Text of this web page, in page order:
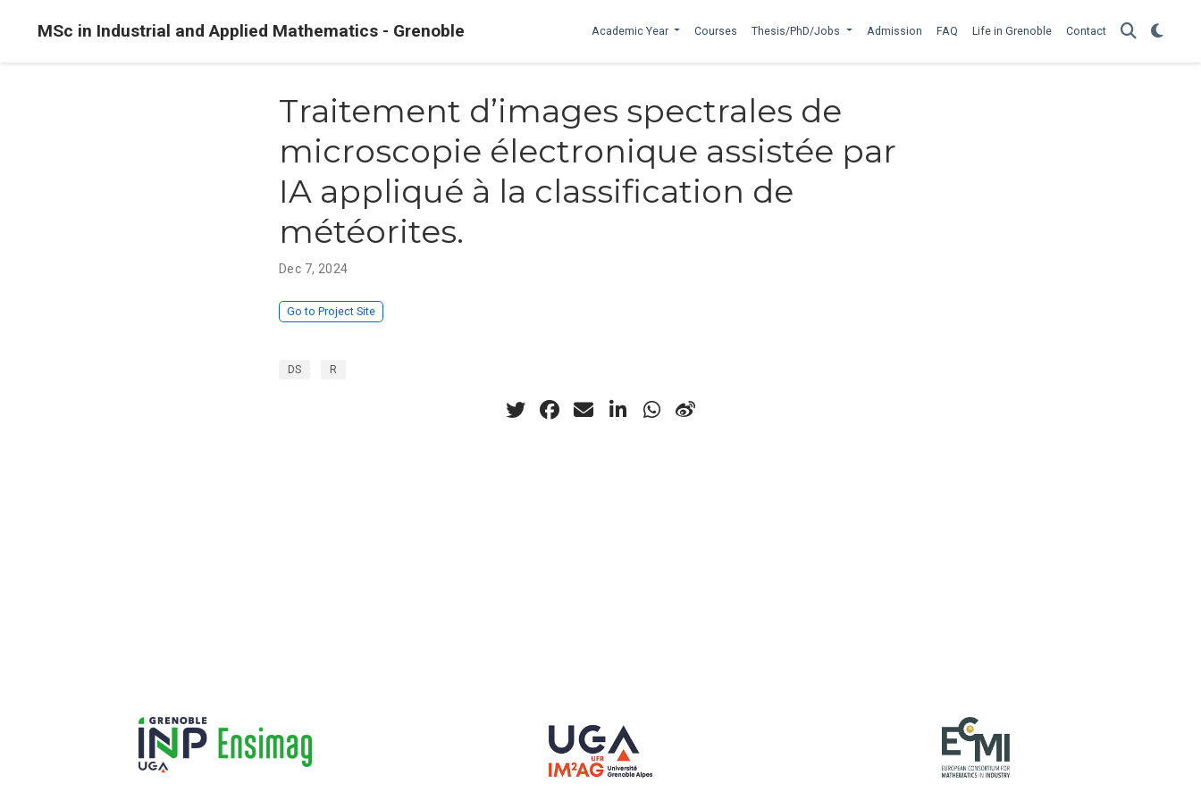
MSc in Industrial and Applied Mathematics - Grenoble Academic Year Courses Thesis/PhD/Jobs Admission FAQ Life in Grenoble Contact
Traitement d’images spectrales de
microscopie électronique assistée par
IA appliqué à la classification de
météorites.
Dec 7, 2024
Go to Project Site
DS R